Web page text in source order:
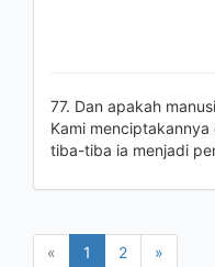
77. Dan apakah
Kami
tiba-tiba ia menjadi
« 1 2 »